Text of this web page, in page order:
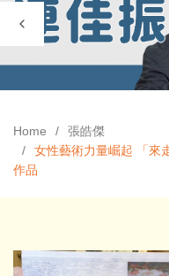
Home
張皓傑
女性藝術力量崛起 「來
作品